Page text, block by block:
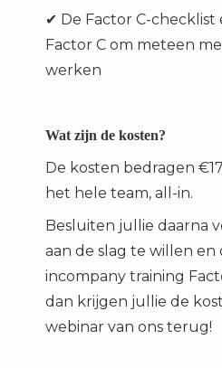
✔ De Factor C-checklist
Factor C om meteen
werken
Wat zijn de kosten?
De kosten bedragen
het hele team, all-in.
Besluiten jullie daarna
aan de slag te willen en
incompany training
dan krijgen jullie de
webinar van ons terug!